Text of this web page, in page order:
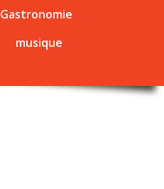
Gastronomie
musique